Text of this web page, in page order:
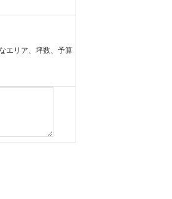
エリア、坪数、予算